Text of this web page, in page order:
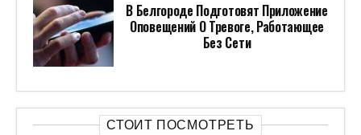
В Белгороде Подготовят Приложение
Оповещений О Тревоге, Работающее
Без Сети
СТОИТ ПОСМОТРЕТЬ